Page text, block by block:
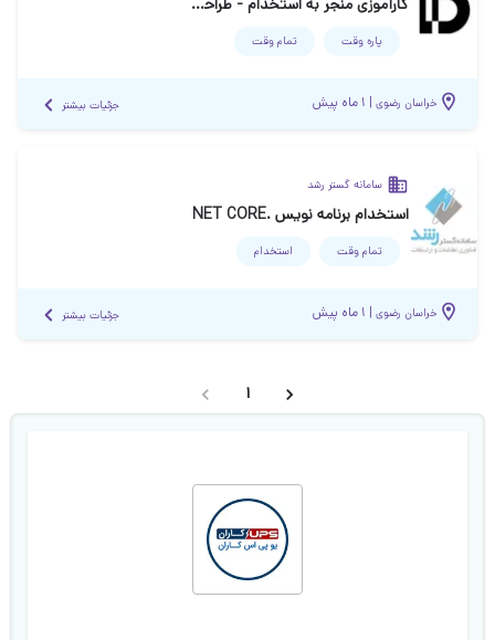
کارآموزی منجر به استخدام - طراحی سایت، سئو و تولید محتوا
پاره وقت تمام وقت
خراسان رضوی | ۱ ماه پیش جزئیات بیشتر
سامانه گستر رشد
استخدام برنامه نویس .NET CORE
تمام وقت استخدام
خراسان رضوی | ۱ ماه پیش جزئیات بیشتر
1